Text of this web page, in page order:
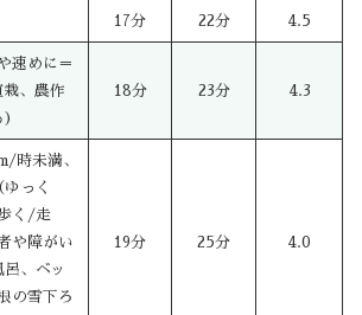
17分 22分 4.5
速めに＝
、農作
)
18分 23分 4.3
時未満、
っく
く/走
や障がい
、ベッ
の雪下ろ
19分 25分 4.0